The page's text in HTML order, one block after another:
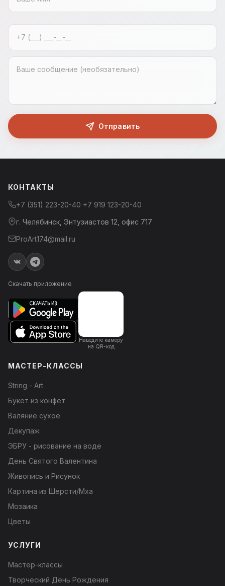
Отправить
КОНТАКТЫ
+7 (351) 223-20-40 +7 919 123-20-40
г. Челябинск, Энтузиастов 12, офис 717
ProArt174@mail.ru
Скачать приложение
Наведите камеру
на QR-код
МАСТЕР-КЛАССЫ
String - Art
Букет из конфет
Валяние сухое
Декупаж
ЭБРУ - рисование на воде
День Святого Валентина
Живопись и Рисунок
Картина из Шерсти/Мха
Мозаика
Цветы
УСЛУГИ
Мастер-классы
Творческий День Рождения